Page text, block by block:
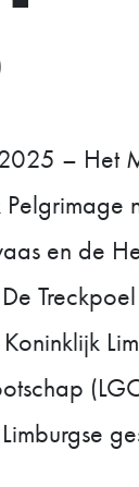
– Het
en de